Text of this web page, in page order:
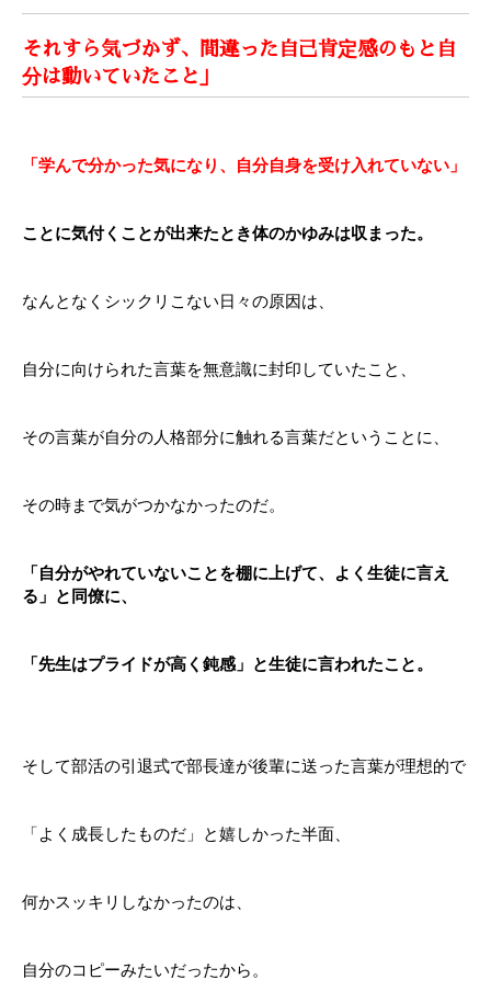
それすら気づかず、間違った自己肯定感のもと自
分は動いていたこと」
「学んで分かった気になり、自分自身を受け入れていない」
ことに気付くことが出来たとき体のかゆみは収まった。
なんとなくシックリこない日々の原因は、
自分に向けられた言葉を無意識に封印していたこと、
その言葉が自分の人格部分に触れる言葉だということに、
その時まで気がつかなかったのだ。
「自分がやれていないことを棚に上げて、よく生徒に言え
る」と同僚に、
「先生はプライドが高く鈍感」と生徒に言われたこと。
そして部活の引退式で部長達が後輩に送った言葉が理想的で
「よく成長したものだ」と嬉しかった半面、
何かスッキリしなかったのは、
自分のコピーみたいだったから。